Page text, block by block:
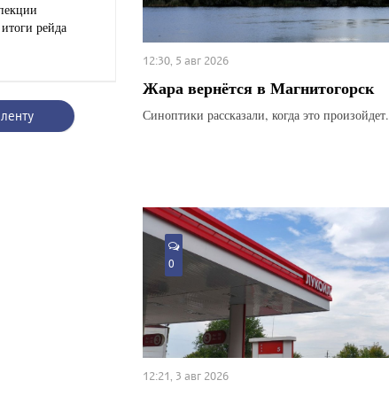
рейда
12:30, 5 авг 2026
Жара вернётся в Магнитогорск
Синоптики рассказали, когда это произойдет.
0
12:21, 3 авг 2026